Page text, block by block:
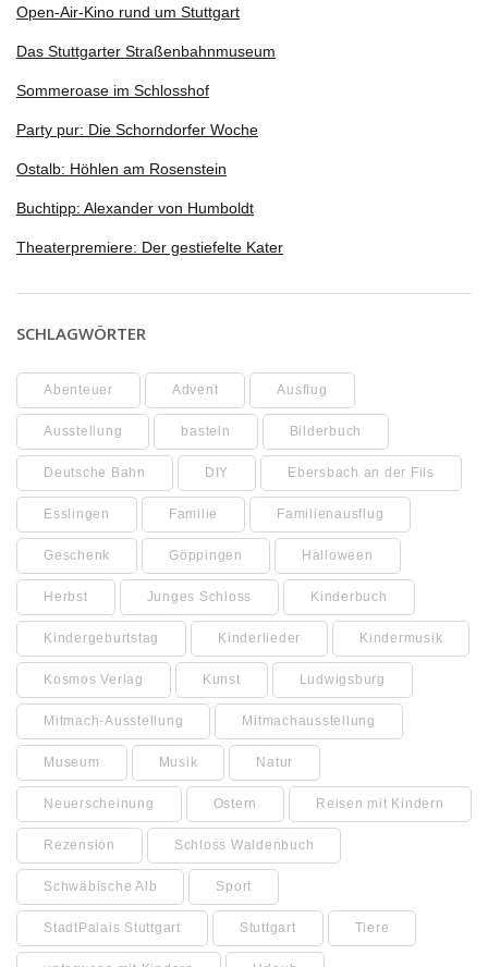
Open-Air-Kino rund um Stuttgart
Das Stuttgarter Straßenbahnmuseum
Sommeroase im Schlosshof
Party pur: Die Schorndorfer Woche
Ostalb: Höhlen am Rosenstein
Buchtipp: Alexander von Humboldt
Theaterpremiere: Der gestiefelte Kater
SCHLAGWÖRTER
Abenteuer Advent Ausflug
Ausstellung basteln Bilderbuch
Deutsche Bahn DIY Ebersbach an der Fils
Esslingen Familie Familienausflug
Geschenk Göppingen Halloween
Herbst Junges Schloss Kinderbuch
Kindergeburtstag Kinderlieder Kindermusik
Kosmos Verlag Kunst Ludwigsburg
Mitmach-Ausstellung Mitmachausstellung
Museum Musik Natur
Neuerscheinung Ostern Reisen mit Kindern
Rezension Schloss Waldenbuch
Schwäbische Alb Sport
StadtPalais Stuttgart Stuttgart Tiere